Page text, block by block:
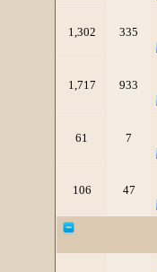
335
1,302
933
1,717
7
61
47
106